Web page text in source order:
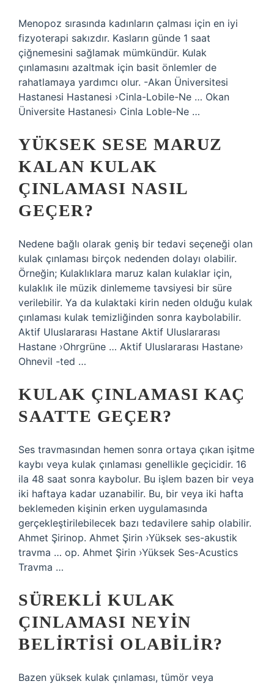
Menopoz sırasında kadınların çalması için en iyi
fizyoterapi sakızdır. Kasların günde 1 saat
çiğnemesini sağlamak mümkündür. Kulak
çınlamasını azaltmak için basit önlemler de
rahatlamaya yardımcı olur. -Akan Üniversitesi
Hastanesi Hastanesi ›Cinla-Lobile-Ne … Okan
Üniversite Hastanesi› Cinla Loble-Ne …
YÜKSEK SESE MARUZ
KALAN KULAK
ÇINLAMASI NASIL
GEÇER?
Nedene bağlı olarak geniş bir tedavi seçeneği olan
kulak çınlaması birçok nedenden dolayı olabilir.
Örneğin; Kulaklıklara maruz kalan kulaklar için,
kulaklık ile müzik dinlememe tavsiyesi bir süre
verilebilir. Ya da kulaktaki kirin neden olduğu kulak
çınlaması kulak temizliğinden sonra kaybolabilir.
Aktif Uluslararası Hastane Aktif Uluslararası
Hastane ›Ohrgrüne … Aktif Uluslararası Hastane›
Ohnevil -ted …
KULAK ÇINLAMASI KAÇ
SAATTE GEÇER?
Ses travmasından hemen sonra ortaya çıkan işitme
kaybı veya kulak çınlaması genellikle geçicidir. 16
ila 48 saat sonra kaybolur. Bu işlem bazen bir veya
iki haftaya kadar uzanabilir. Bu, bir veya iki hafta
beklemeden kişinin erken uygulamasında
gerçekleştirilebilecek bazı tedavilere sahip olabilir.
Ahmet Şirinop. Ahmet Şirin ›Yüksek ses-akustik
travma … op. Ahmet Şirin ›Yüksek Ses-Acustics
Travma …
SÜREKLI KULAK
ÇINLAMASI NEYIN
BELIRTISI OLABILIR?
Bazen yüksek kulak çınlaması, tümör veya